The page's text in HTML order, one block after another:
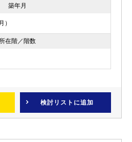
築年月
）
所在階／階数
検討リスト に追加